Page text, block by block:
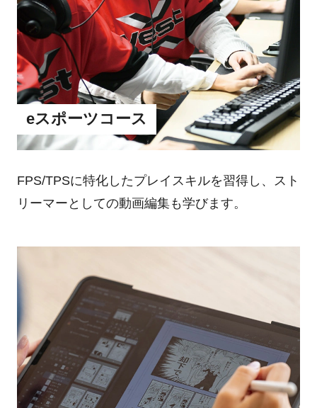
eスポーツコース
FPS/TPSに特化したプレイスキルを習得し、スト
リーマーとしての動画編集も学びます。